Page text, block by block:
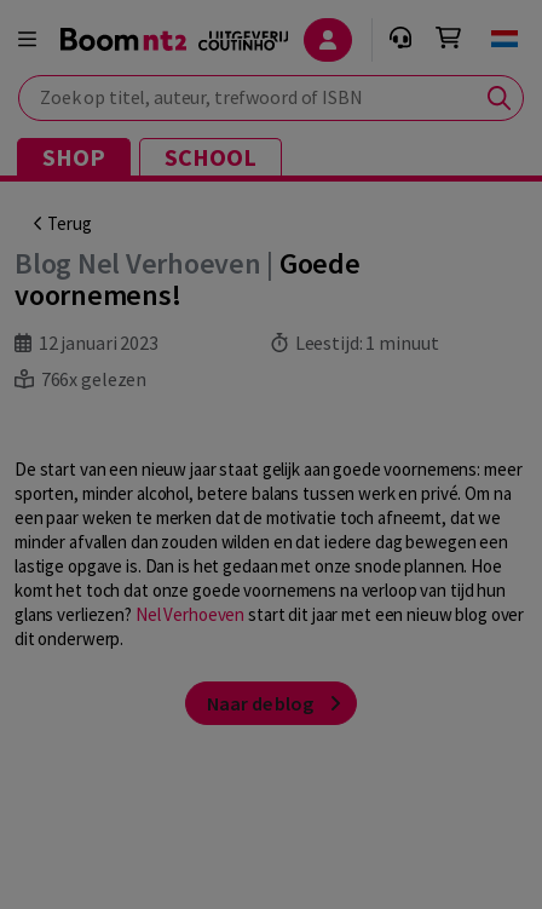
Zoek op titel, auteur, trefwoord of ISBN
SHOP SCHOOL
Terug
Blog Nel Verhoeven | Goede
voornemens!
12 januari 2023 Leestijd: 1 minuut
766x gelezen
De start van een nieuw jaar staat gelijk aan goede voornemens: meer
sporten, minder alcohol, betere balans tussen werk en privé. Om na
een paar weken te merken dat de motivatie toch afneemt, dat we
minder afvallen dan zouden wilden en dat iedere dag bewegen een
lastige opgave is. Dan is het gedaan met onze snode plannen. Hoe
komt het toch dat onze goede voornemens na verloop van tijd hun
glans verliezen? Nel Verhoeven start dit jaar met een nieuw blog over
dit onderwerp.
Naar de blog